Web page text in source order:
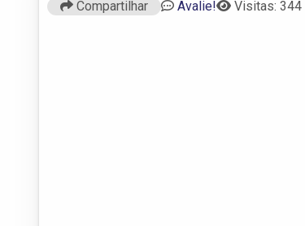
Compartilhar Avalie! Visitas: 344